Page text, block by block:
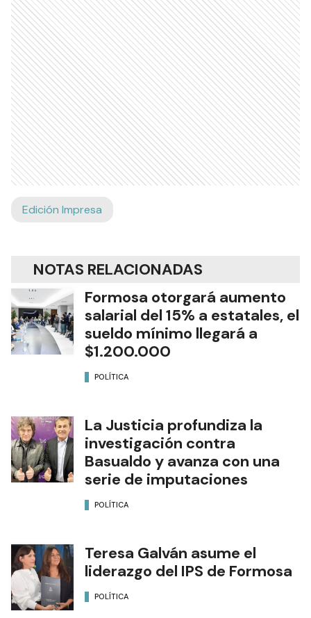
Edición Impresa
NOTAS RELACIONADAS
Formosa otorgará aumento
salarial del 15% a estatales, el
sueldo mínimo llegará a
$1.200.000
POLÍTICA
La Justicia profundiza la
investigación contra
Basualdo y avanza con una
serie de imputaciones
POLÍTICA
Teresa Galván asume el
liderazgo del IPS de Formosa
POLÍTICA